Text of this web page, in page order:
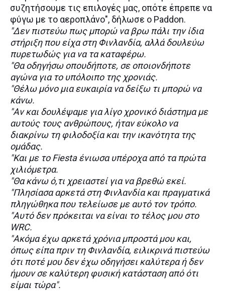
συζητήσουμε τις επιλογές μας, οπότε έπρεπε να
φύγω με το αεροπλάνο", δήλωσε ο Paddon.
"Δεν πιστεύω πως μπορώ να βρω πάλι την ίδια
στήριξη που είχα στη Φινλανδία, αλλά δουλεύω
πυρετωδώς για να τα καταφέρω.
"Θα οδηγήσω οπουδήποτε, σε οποιονδήποτε
αγώνα για το υπόλοιπο της χρονιάς.
"Θέλω μόνο μια ευκαιρία να δείξω τι μπορώ να
κάνω.
"Αν και δουλέψαμε για λίγο χρονικό διάστημα με
αυτούς τους ανθρώπους, ήταν εύκολο να
διακρίνω τη φιλοδοξία και την ικανότητα της
ομάδας.
"Και με το Fiesta ένιωσα υπέροχα από τα πρώτα
χιλιόμετρα.
"Θα κάνω ό,τι χρειαστεί για να βρεθώ εκεί.
"Πλησίασα αρκετά στη Φινλανδία και πραγματικά
πληγώθηκα που τελείωσε με αυτό τον τρόπο.
"Αυτό δεν πρόκειται να είναι το τέλος μου στο
WRC.
"Ακόμα έχω αρκετά χρόνια μπροστά μου και,
όπως είπα πριν τη Φινλανδία, ειλικρινά πιστεύω
ότι ποτέ μου δεν έχω οδηγήσει καλύτερα ή δεν
ήμουν σε καλύτερη φυσική κατάσταση από ότι
είμαι τώρα".